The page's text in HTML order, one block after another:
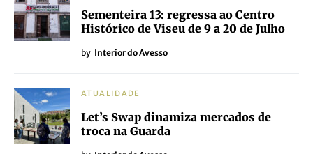
Sementeira 13: regressa ao Centro
Histórico de Viseu de 9 a 20 de Julho
by Interior do Avesso
ATUALIDADE
Let’s Swap dinamiza mercados de
troca na Guarda